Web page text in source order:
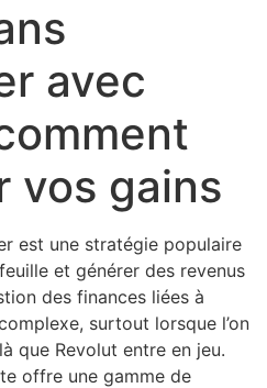
avec
vos gains
est une stratégie populaire
et générer des revenus
des finances liées à
surtout lorsque l’on
que Revolut entre en jeu.
offre une gamme de